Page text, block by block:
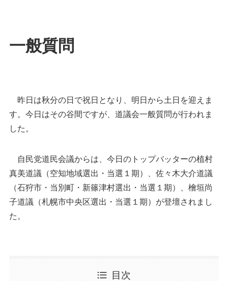
一般質問
昨日は秋分の日で祝日となり、明日から土日を迎えま
す。今日はその谷間ですが、道議会一般質問が行われま
した。
自民党道民会議からは、今日のトップバッターの植村
真美道議（空知地域選出・当選１期）、佐々木大介道議
（石狩市・当別町・新篠津村選出・当選１期）、檜垣尚
子道議（札幌市中央区選出・当選１期）が登壇されまし
た。
目次